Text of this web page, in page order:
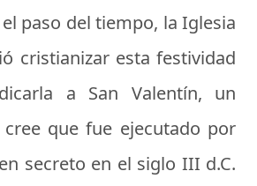
paso del tiempo, la Iglesia
cristianizar esta festividad
a San Valentín, un
que fue ejecutado por
secreto en el siglo III d.C.